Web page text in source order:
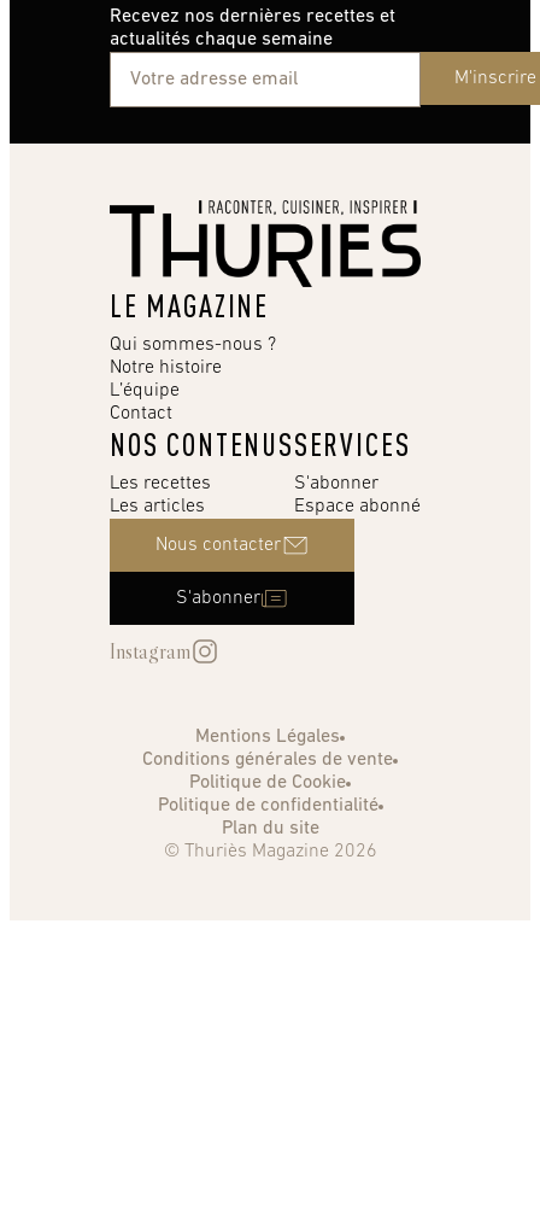
Recevez nos dernières recettes et
actualités chaque semaine
M'inscrire
LE MAGAZINE
Qui sommes-nous ?
Notre histoire
L’équipe
Contact
NOS CONTENUS
Les recettes
Les articles
SERVICES
S'abonner
Espace abonné
Nous contacter
S'abonner
Instagram
Mentions Légales
Conditions générales de vente
Politique de Cookie
Politique de confidentialité
Plan du site
© Thuriès Magazine 2026